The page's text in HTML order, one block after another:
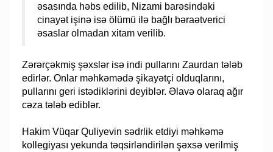
əsasında həbs edilib, Nizami barəsindəki
cinayət işinə isə ölümü ilə bağlı bəraətverici
əsaslar olmadan xitam verilib.
Zərərçəkmiş şəxslər isə indi pullarını Zaurdan tələb
edirlər. Onlar məhkəmədə şikayətçi olduqlarını,
pullarını geri istədiklərini deyiblər. Əlavə olaraq ağır
cəza tələb ediblər.
Hakim Vüqar Quliyevin sədrlik etdiyi məhkəmə
kollegiyası yekunda təqsirləndirilən şəxsə verilmiş